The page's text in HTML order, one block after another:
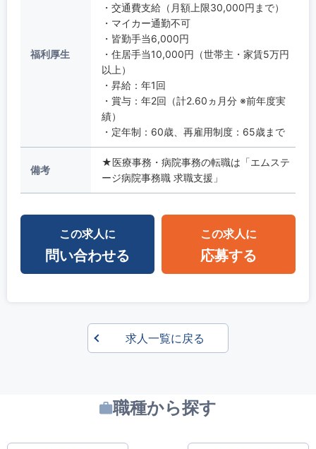
福利厚生
・交通費支給（月額上限30,000円まで）
・マイカー通勤不可
・皆勤手当6,000円
・住居手当10,000円（世帯主・家賃5万円
以上）
・昇給：年1回
・賞与：年2回（計2.60ヵ月分 ※前年度実
績）
・定年制：60歳、再雇用制度：65歳まで
備考
★医療事務・病院事務の転職は「エムステ
ージ病院事務職 求職支援」
この求人に
問い合わせる
この求人に
応募する
求人一覧に戻る
職種から探す